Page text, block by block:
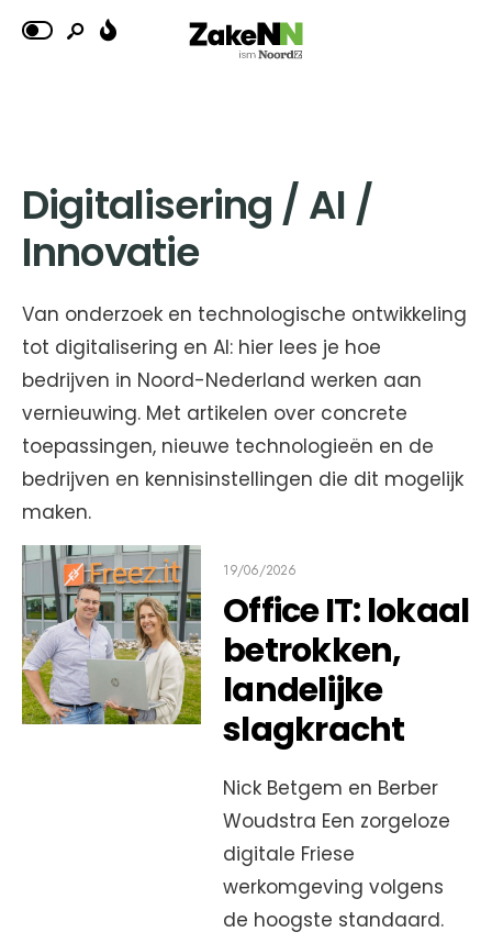
Digitalisering / AI /
Innovatie
Van onderzoek en technologische ontwikkeling
tot digitalisering en AI: hier lees je hoe
bedrijven in Noord-Nederland werken aan
vernieuwing. Met artikelen over concrete
toepassingen, nieuwe technologieën en de
bedrijven en kennisinstellingen die dit mogelijk
maken.
19/06/2026
Office IT: lokaal
betrokken,
landelijke
slagkracht
Nick Betgem en Berber
Woudstra Een zorgeloze
digitale Friese
werkomgeving volgens
de hoogste standaard.